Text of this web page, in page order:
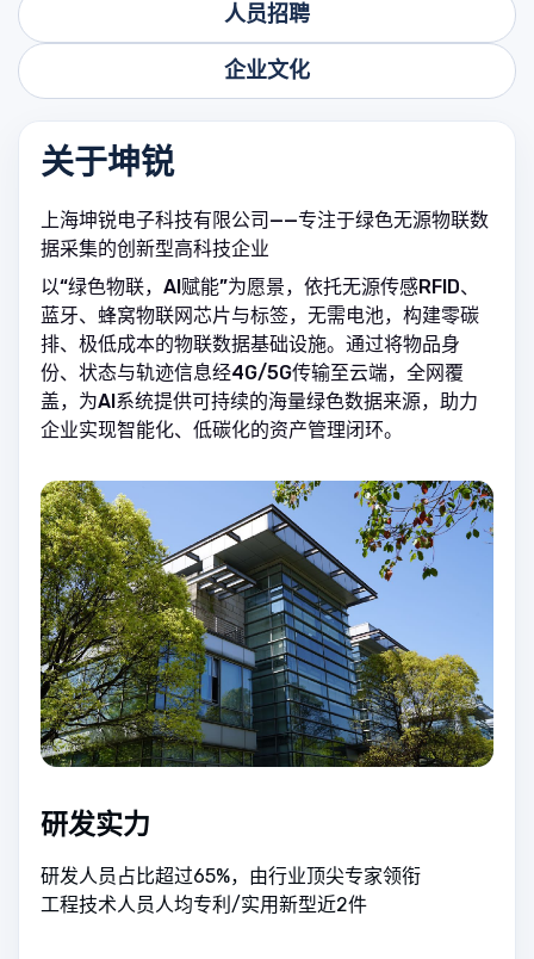
人员招聘
企业文化
关于坤锐
上海坤锐电子科技有限公司——专注于绿色无源物联数
据采集的创新型高科技企业
以“绿色物联，AI赋能”为愿景，依托无源传感RFID、
蓝牙、蜂窝物联网芯片与标签，无需电池，构建零碳
排、极低成本的物联数据基础设施。通过将物品身
份、状态与轨迹信息经4G/5G传输至云端，全网覆
盖，为AI系统提供可持续的海量绿色数据来源，助力
企业实现智能化、低碳化的资产管理闭环。
研发实力
研发人员占比超过65%，由行业顶尖专家领衔
工程技术人员人均专利/实用新型近2件